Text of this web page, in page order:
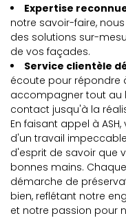
Expertise
notre savoir-faire,
des solutions sur-
de vos façades.
Service clientèle
écoute pour répondre
accompagner tout au
contact jusqu'à la
En faisant appel à
d'un travail
d'esprit de savoir que
bonnes mains.
démarche de
bien, reflétant notre
et notre passion pour